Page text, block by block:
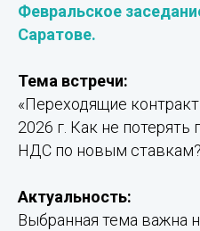
Февральское
Саратове.
Тема встречи:
«Переходящие
2026 г. Как не потерять
НДС по новым
Актуальность:
Выбранная тема важна